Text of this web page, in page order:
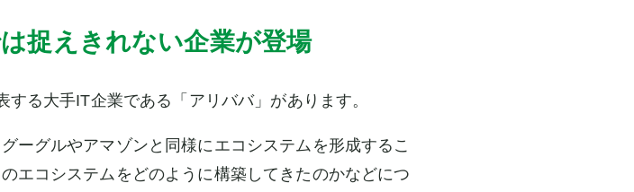
捉えきれない企業が登場
る大手IT企業である「アリババ」があります。
ーグルやアマゾンと同様にエコシステムを形成するこ
エコシステムをどのように構築してきたのかなどにつ